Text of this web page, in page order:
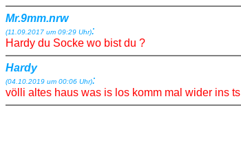
Mr.9mm.nrw
(11.09.2017 um 09:29 Uhr):
Hardy du Socke wo bist du ?
Hardy
(04.10.2019 um 00:06 Uhr):
völli altes haus was is los komm mal wider ins ts